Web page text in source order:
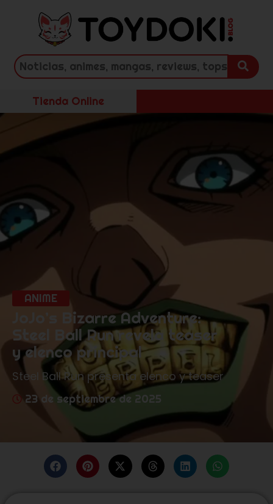
Tienda Online
ANIME
JoJo’s Bizarre Adventure:
Steel Ball Run revela teaser
y elenco principal
Steel Ball Run presenta elenco y teaser
23 de septiembre de 2025